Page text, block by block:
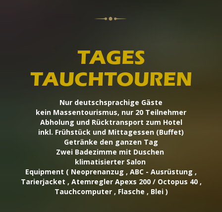
TAGES
TAUCHTOUREN
Nur deutschsprachige Gäste
kein Massentourismus, nur 20 Teilnehmer
Abholung und Rücktransport zum Hotel
inkl. Frühstück und Mittagessen (Buffet)
Getränke den ganzen Tag
Zwei Badezimme mit Duschen
klimatisierter Salon
Equipment ( Neoprenanzug , ABC - Ausrüstung ,
Tarierjacket , Atemregler Apexs 200 / Octopus 40 ,
Tauchcomputer , Flasche , Blei )